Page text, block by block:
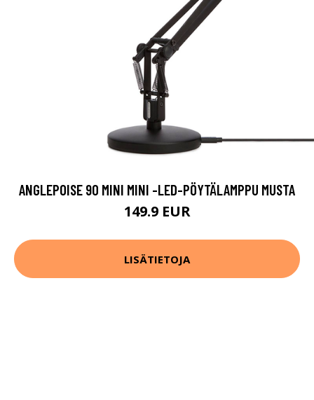
ANGLEPOISE 90 MINI MINI -LED-PÖYTÄLAMPPU MUSTA
149.9 EUR
LISÄTIETOJA